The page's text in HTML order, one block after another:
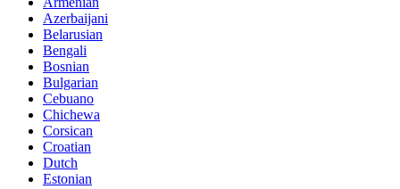
Azerbaijani
Belarusian
Bengali
Bosnian
Bulgarian
Cebuano
Chichewa
Corsican
Croatian
Dutch
Estonian